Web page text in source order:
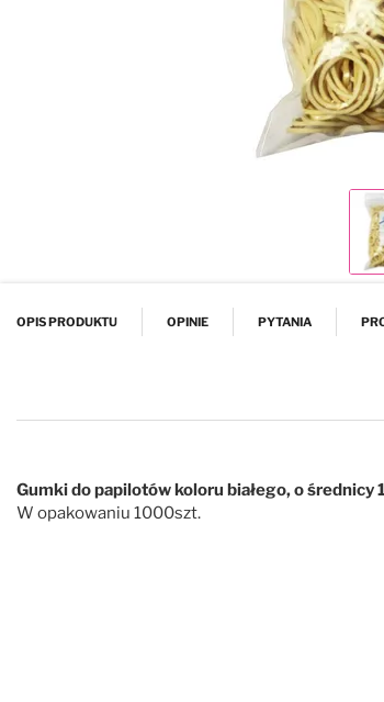
OPIS PRODUKTU OPINIE PYTANIA
Gumki do papilotów koloru białego, o średnicy
W opakowaniu 1000szt.